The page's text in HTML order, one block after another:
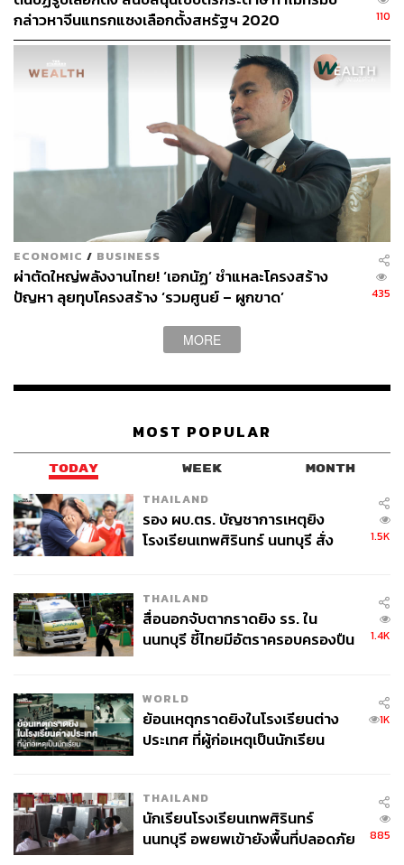
1.5 องศา
โดยในการประชุม อันโตนิโอ กูเตร์เรสเลขาธิการ
สหประชาชาติ กล่าวว่าทศวรรษที่ผ่านมาร้อนที่สุดเป็น
ประวัติการณ์ และอุณหภูมิเฉลี่ยของโลกสูงขึ้นประมาณ 1.2
องศาเซลเซียส เหนือระดับก่อนอุตสาหกรรม
พิสูจน์อักษร: ลักษณ์นารา พักตร์เพียงจันทร์
https://www.usatoday.com/story/news/politics/2021/0
4/22/president-biden-pledge-reduction-us-greenhous
e-gas-emissions/7307038002/
https://www.nytimes.com/live/2021/04/22/us/biden-e
arth-day-climate-summit
ผ่านแอปพลิเคชันต่างๆ ที่คุณสะดวกหรือใช้งานอยู่แล้วได้เลย
TAGS: ปัญหาสิ่งแวดล้อม
สภาพอากาศ
ก๊าซคาร์บอนไดออกไซด์ (CO2)
วิกฤตด้านสิ่งแวดล้อม
Joe Biden
สิ่งแวดล้อม
ก๊าซเรือนกระจก
สภาพภูมิอากาศ
ABOUT THE AUTHOR
ถนัดกิจ จันกิเสน
กล่าวหาจีนแทรกแซงเลือกตั้งสหรัฐฯ 2020
110
ECONOMIC / BUSINESS
ผ่าตัดใหญ่พลังงานไทย! ‘เอกนัฏ’ ชำแหละโครงสร้าง
ปัญหา ลุยทุบโครงสร้าง ‘รวมศูนย์ – ผูกขาด’
435
MORE
MOST POPULAR
TODAY WEEK MONTH
THAILAND
รอง ผบ.ตร. บัญชาการเหตุยิง
โรงเรียนเทพศิรินทร์ นนทบุรี สั่ง
1.5K
THAILAND
สื่อนอกจับตากราดยิง รร. ใน
นนทบุรี ชี้ไทยมีอัตราครอบครองปืน
1.4K
WORLD
ย้อนเหตุกราดยิงในโรงเรียนต่าง
ประเทศ ที่ผู้ก่อเหตุเป็นนักเรียน
1K
THAILAND
นักเรียนโรงเรียนเทพศิรินทร์
นนทบุรี อพยพเข้ายังพื้นที่ปลอดภัย
885